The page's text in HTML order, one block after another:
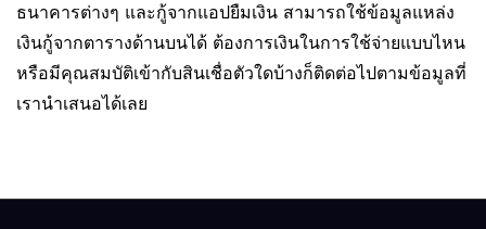
ธนาคารต่างๆ และกู้จากแอปยืมเงิน สามารถใช้ข้อมูลแหล่ง
เงินกู้จากตารางด้านบนได้ ต้องการเงินในการใช้จ่ายแบบไหน
หรือมีคุณสมบัติเข้ากับสินเชื่อตัวใดบ้างก็ติดต่อไปตามข้อมูลที่
เรานำเสนอได้เลย